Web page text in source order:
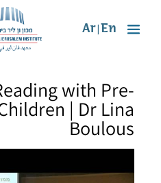
En
Ar
with Pre-
| Dr Lina
Boulous